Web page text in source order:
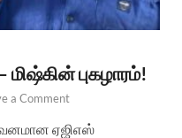
மிஷ்கின் புகழாரம்!
a Comment
ஏஜிஎஸ்